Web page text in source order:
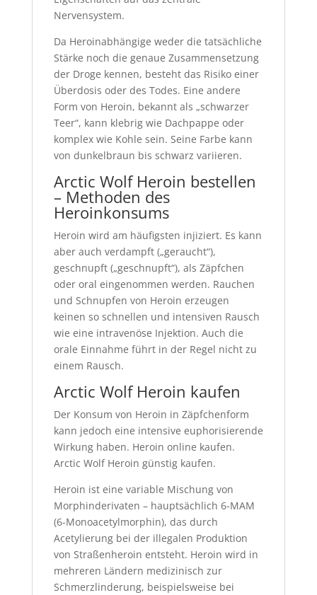
Nervensystem.
Da Heroinabhängige weder die tatsächliche
Stärke noch die genaue Zusammensetzung
der Droge kennen, besteht das Risiko einer
Überdosis oder des Todes. Eine andere
Form von Heroin, bekannt als „schwarzer
Teer“, kann klebrig wie Dachpappe oder
komplex wie Kohle sein. Seine Farbe kann
von dunkelbraun bis schwarz variieren.
Arctic Wolf Heroin bestellen
– Methoden des
Heroinkonsums
Heroin wird am häufigsten injiziert. Es kann
aber auch verdampft („geraucht“),
geschnupft („geschnupft“), ​​als Zäpfchen
oder oral eingenommen werden. Rauchen
und Schnupfen von Heroin erzeugen
keinen so schnellen und intensiven Rausch
wie eine intravenöse Injektion. Auch die
orale Einnahme führt in der Regel nicht zu
einem Rausch.
Arctic Wolf Heroin kaufen
Der Konsum von Heroin in Zäpfchenform
kann jedoch eine intensive euphorisierende
Wirkung haben. Heroin online kaufen.
Arctic Wolf Heroin günstig kaufen.
Heroin ist eine variable Mischung von
Morphinderivaten – hauptsächlich 6-MAM
(6-Monoacetylmorphin), das durch
Acetylierung bei der illegalen Produktion
von Straßenheroin entsteht. Heroin wird in
mehreren Ländern medizinisch zur
Schmerzlinderung, beispielsweise bei